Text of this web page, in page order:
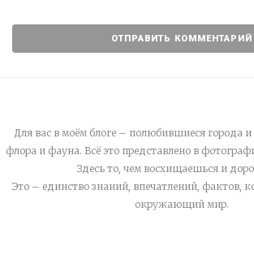
Для вас в моём блоге – полюбившиеся города
флора и фауна. Всё это представлено в
Здесь то, чем восхищаешься и
Это – единство знаний, впечатлений, фактов,
окружающий мир.